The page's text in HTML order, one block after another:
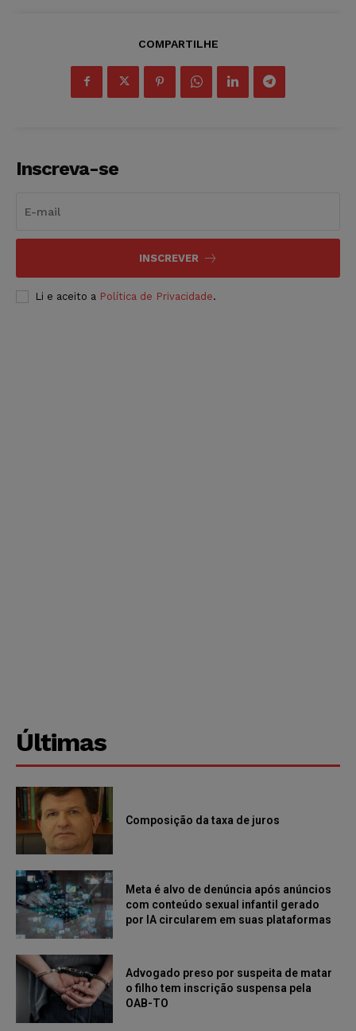
COMPARTILHE
Inscreva-se
INSCREVER
Li e aceito a Política de Privacidade.
Últimas
Composição da taxa de juros
Meta é alvo de denúncia após anúncios
com conteúdo sexual infantil gerado
por IA circularem em suas plataformas
Advogado preso por suspeita de matar
o filho tem inscrição suspensa pela
OAB-TO